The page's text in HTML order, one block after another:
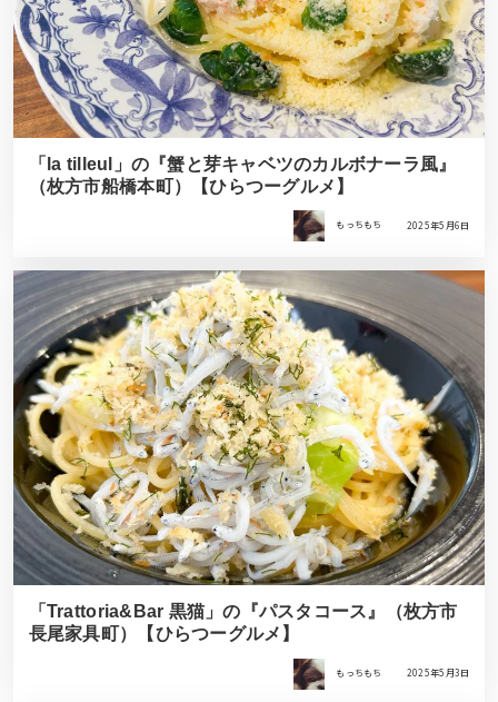
「la tilleul」の『蟹と芽キャベツのカルボナーラ風』
（枚方市船橋本町）【ひらつーグルメ】
もっちもち 2025年5月6日
「Trattoria&Bar 黒猫」の『パスタコース』（枚方市
長尾家具町）【ひらつーグルメ】
もっちもち 2025年5月3日